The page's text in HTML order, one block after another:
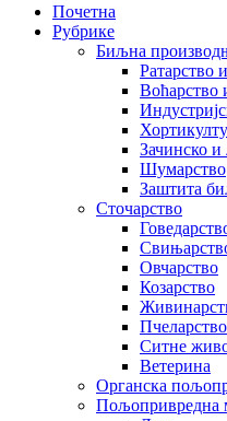
Почетна
Рубрике
Биљна
Ратарство
Воћарство
Зачинско
Шумарство
Заштита
Сточарство
Овчарство
Козарство
Пчеларство
Ситне
Ветерина
Органска
Пољопривредна